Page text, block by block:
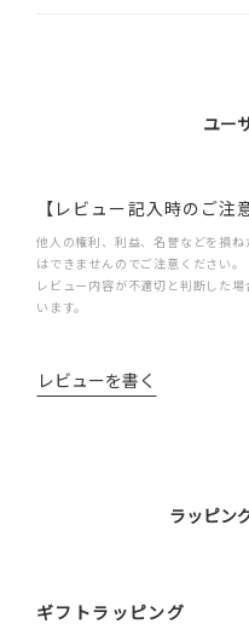
ユー
【レビュー記入時のご注
他人の権利、利益、名誉などを損
はできませんのでご注意ください。
レビュー内容が不適切と判断した
います。
レビューを書く
ラッピン
ギフトラッピング